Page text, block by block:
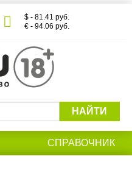
$ - 81.41 руб.
€ - 94.06 руб.
НАЙТИ
СПРАВОЧНИК